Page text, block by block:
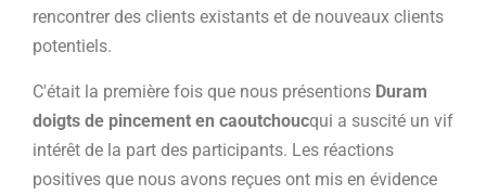
rencontrer des clients existants et de nouveaux clients
potentiels.
C'était la première fois que nous présentions Duram
doigts de pincement en caoutchoucqui a suscité un vif
intérêt de la part des participants. Les réactions
positives que nous avons reçues ont mis en évidence